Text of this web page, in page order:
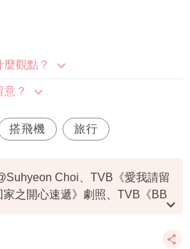
觀點？
？
搭飛機 旅行
Choi、TVB《愛我請留
之開心速遞》劇照、TVB《BB